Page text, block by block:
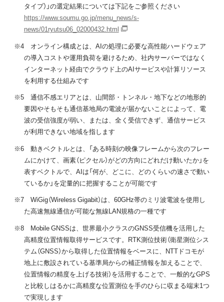
タイプ）」の選定結果については下記をご参照ください
https://www.soumu.go.jp/menu_news/s-
news/01ryutsu06_02000432.html
※4 オンライン構成とは、AIの処理に必要な高性能ハードウェア
の導入コストや運用負荷を避けるため、社内サーバーではなく
インターネット経由でクラウド上のAIサービスや計算リソース
を利用する仕組みです
※5 通信不感エリアとは、山間部・トンネル・地下などの地形的
要因やそもそも通信基地局の電波が届かないことによって、電
波の受信強度が弱い、または、全く受信できず、通信サービス
が利用できない地域を指します
※6 動きベクトルとは、「ある時刻の映像フレームから次のフレー
ムにかけて、画素（ピクセル）がどの方向にどれだけ動いたか」を
表すベクトルで、AIは「何が、どこに、どのくらいの速さで動い
ているか」を定量的に把握することが可能です
※7 WiGig（Wireless Gigabit）は、60GHz帯のミリ波電波を使用し
た高速無線通信が可能な無線LAN規格の一種です
※8 Mobile GNSSは、世界最小クラスのGNSS受信機を活用した
高精度位置情報取得サービスです。RTK測位技術（衛星測位シス
テム（GNSS）から取得した位置情報をベースに、NTTドコモが
地上に敷設されている基準局からの補正情報を加えることで、
位置情報の精度を上げる技術）を活用することで、一般的なGPS
と比較しはるかに高精度な位置測位を手のひらに収まる端末1つ
で実現します